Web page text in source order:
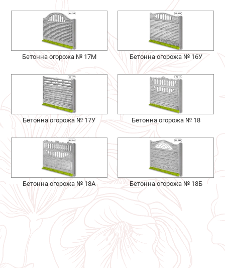
Бетонна огорожа № 17М Бетонна огорожа № 16У
Бетонна огорожа № 17У Бетонна огорожа № 18
Бетонна огорожа № 18А Бетонна огорожа № 18Б